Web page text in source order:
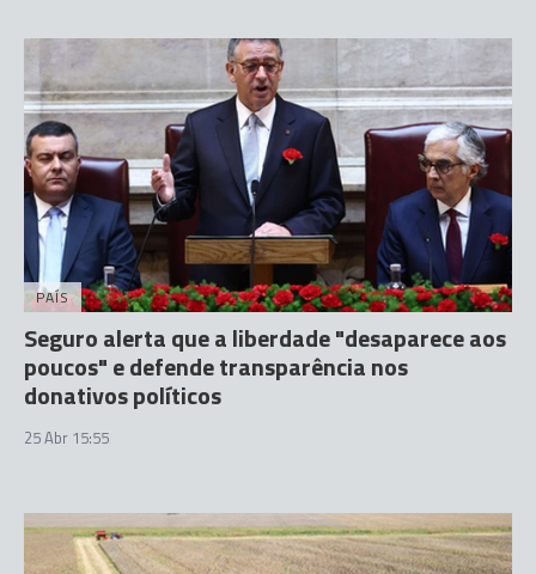
PAÍS
Seguro alerta que a liberdade "desaparece aos
poucos" e defende transparência nos
donativos políticos
25 Abr 15:55